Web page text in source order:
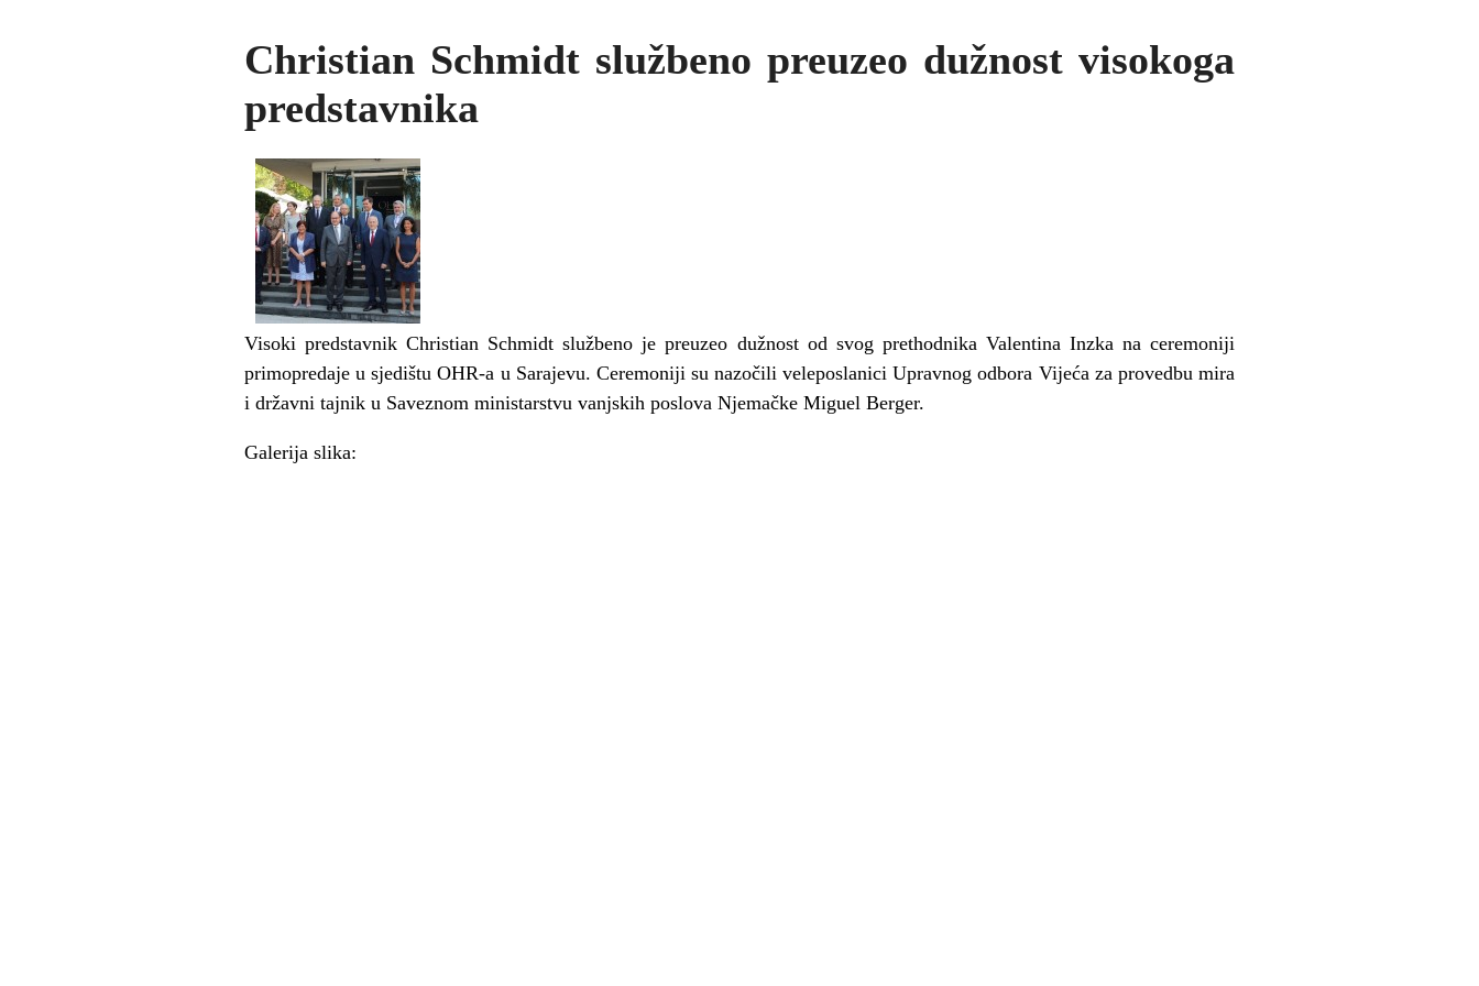
Christian Schmidt službeno preuzeo dužnost visokoga
predstavnika
Visoki predstavnik Christian Schmidt službeno je preuzeo dužnost od svog prethodnika Valentina Inzka na ceremoniji
primopredaje u sjedištu OHR-a u Sarajevu. Ceremoniji su nazočili veleposlanici Upravnog odbora Vijeća za provedbu mira
i državni tajnik u Saveznom ministarstvu vanjskih poslova Njemačke Miguel Berger.
Galerija slika: